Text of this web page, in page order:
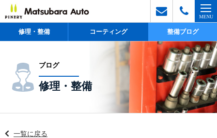
修理・整備 コーティング 整備ブログ
ブログ
修理・整備
一覧に戻る